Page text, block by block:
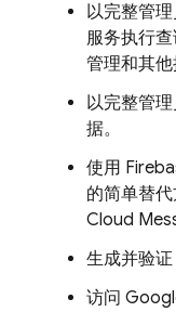
以完整管
服务执行
管理和其他
以完整管
据。
使用
的简单替
Cloud
生成并验证
访问